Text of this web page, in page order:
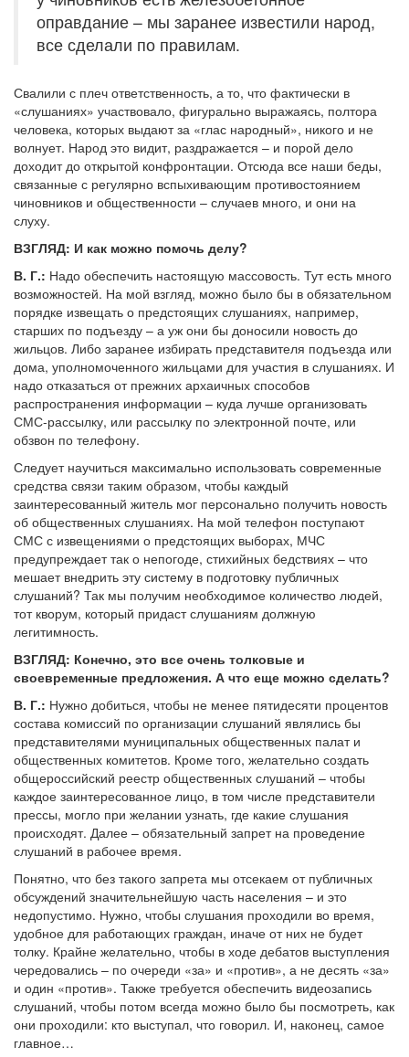
оправдание – мы заранее известили народ,
все сделали по правилам.
Свалили с плеч ответственность, а то, что фактически в
«слушаниях» участвовало, фигурально выражаясь, полтора
человека, которых выдают за «глас народный», никого и не
волнует. Народ это видит, раздражается – и порой дело
доходит до открытой конфронтации. Отсюда все наши беды,
связанные с регулярно вспыхивающим противостоянием
чиновников и общественности – случаев много, и они на
слуху.
ВЗГЛЯД: И как можно помочь делу?
В. Г.: Надо обеспечить настоящую массовость. Тут есть много
возможностей. На мой взгляд, можно было бы в обязательном
порядке извещать о предстоящих слушаниях, например,
старших по подъезду – а уж они бы доносили новость до
жильцов. Либо заранее избирать представителя подъезда или
дома, уполномоченного жильцами для участия в слушаниях. И
надо отказаться от прежних архаичных способов
распространения информации – куда лучше организовать
СМС-рассылку, или рассылку по электронной почте, или
обзвон по телефону.
Следует научиться максимально использовать современные
средства связи таким образом, чтобы каждый
заинтересованный житель мог персонально получить новость
об общественных слушаниях. На мой телефон поступают
СМС с извещениями о предстоящих выборах, МЧС
предупреждает так о непогоде, стихийных бедствиях – что
мешает внедрить эту систему в подготовку публичных
слушаний? Так мы получим необходимое количество людей,
тот кворум, который придаст слушаниям должную
легитимность.
ВЗГЛЯД: Конечно, это все очень толковые и
своевременные предложения. А что еще можно сделать?
В. Г.: Нужно добиться, чтобы не менее пятидесяти процентов
состава комиссий по организации слушаний являлись бы
представителями муниципальных общественных палат и
общественных комитетов. Кроме того, желательно создать
общероссийский реестр общественных слушаний – чтобы
каждое заинтересованное лицо, в том числе представители
прессы, могло при желании узнать, где какие слушания
происходят. Далее – обязательный запрет на проведение
слушаний в рабочее время.
Понятно, что без такого запрета мы отсекаем от публичных
обсуждений значительнейшую часть населения – и это
недопустимо. Нужно, чтобы слушания проходили во время,
удобное для работающих граждан, иначе от них не будет
толку. Крайне желательно, чтобы в ходе дебатов выступления
чередовались – по очереди «за» и «против», а не десять «за»
и один «против». Также требуется обеспечить видеозапись
слушаний, чтобы потом всегда можно было бы посмотреть, как
они проходили: кто выступал, что говорил. И, наконец, самое
главное…